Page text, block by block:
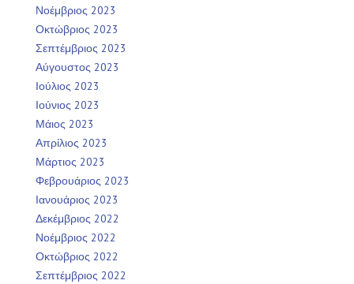
Νοέμβριος 2023
Οκτώβριος 2023
Σεπτέμβριος 2023
Αύγουστος 2023
Ιούλιος 2023
Ιούνιος 2023
Μάιος 2023
Απρίλιος 2023
Μάρτιος 2023
Φεβρουάριος 2023
Ιανουάριος 2023
Δεκέμβριος 2022
Νοέμβριος 2022
Οκτώβριος 2022
Σεπτέμβριος 2022